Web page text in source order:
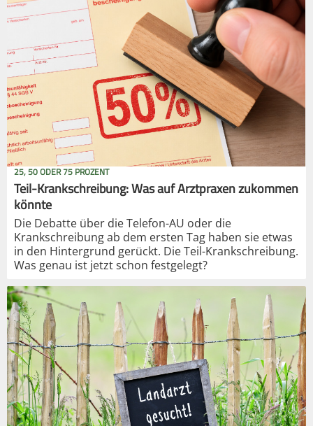
25, 50 ODER 75 PROZENT
Teil-Krankschreibung: Was auf Arztpraxen zukommen
könnte
Die Debatte über die Telefon-AU oder die
Krankschreibung ab dem ersten Tag haben sie etwas
in den Hintergrund gerückt. Die Teil-Krankschreibung.
Was genau ist jetzt schon festgelegt?